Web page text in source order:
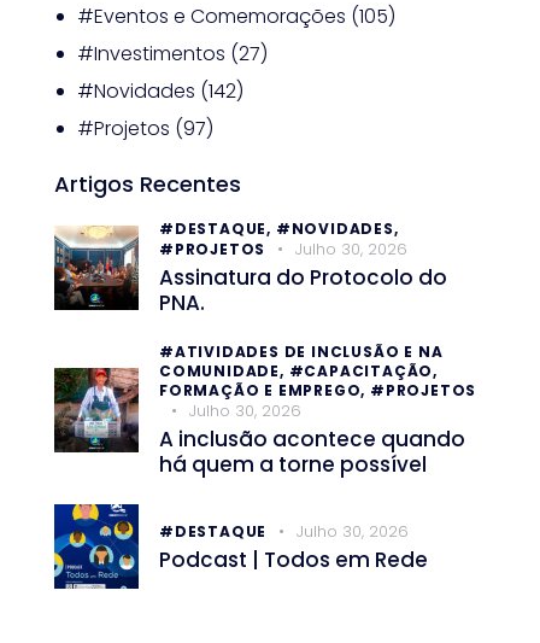
#Eventos e Comemorações (105)
#Investimentos (27)
#Novidades (142)
#Projetos (97)
Artigos Recentes
#DESTAQUE, #NOVIDADES,
#PROJETOS
Julho 30, 2026
Assinatura do Protocolo do
PNA.
#ATIVIDADES DE INCLUSÃO E NA
COMUNIDADE, #CAPACITAÇÃO,
FORMAÇÃO E EMPREGO, #PROJETOS
Julho 30, 2026
A inclusão acontece quando
há quem a torne possível
#DESTAQUE Julho 30, 2026
Podcast | Todos em Rede